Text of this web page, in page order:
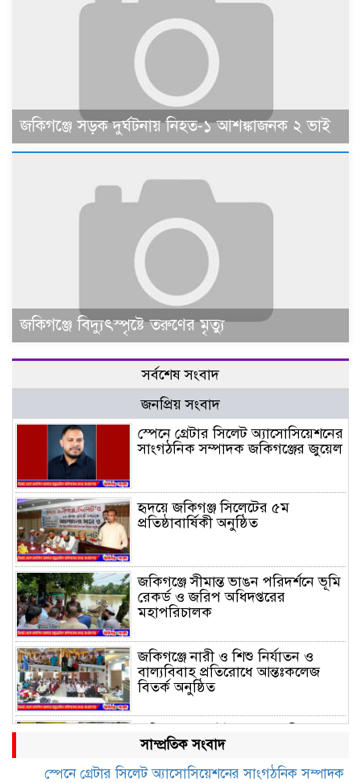
জকিগঞ্জে সড়ক দুর্ঘটনায় নিহত-১ আশঙ্কাজনক ২ ভাই
জকিগঞ্জে বিদ্যুৎস্পৃষ্টে তরুণের মৃত্যু
সর্বশেষ সংবাদ
জনপ্রিয় সংবাদ
স্পেনে গ্রেটার সিলেট অ্যাসোসিয়েশনের
সাংগঠনিক সম্পাদক জকিগঞ্জের জুয়েল
হৃদয়ে জকিগঞ্জ সিলেটের ৫ম
প্রতিষ্ঠাবার্ষিকী অনুষ্ঠিত
জকিগঞ্জে সীমান্ত ভাঙন পরিদর্শনে ভূমি
রেকর্ড ও জরিপ অধিদপ্তরের
মহাপরিচালক
জকিগঞ্জে নারী ও শিশু নির্যাতন ও
বাল্যবিবাহ প্রতিরোধে আন্তঃকলেজ
বিতর্ক অনুষ্ঠিত
উদ্যোগে দিনব্যাপী ফ্রি চক্ষু সেবা ক্যাম্প
সাম্প্রতিক সংবাদ
স্পেনে গ্রেটার সিলেট অ্যাসোসিয়েশনের সাংগঠনিক সম্পাদক